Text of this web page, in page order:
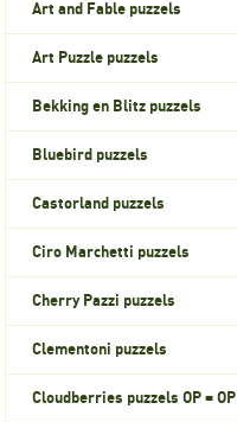
Art and Fable puzzels
Art Puzzle puzzels
Bekking en Blitz puzzels
Bluebird puzzels
Castorland puzzels
Ciro Marchetti puzzels
Cherry Pazzi puzzels
Clementoni puzzels
Cloudberries puzzels OP = OP